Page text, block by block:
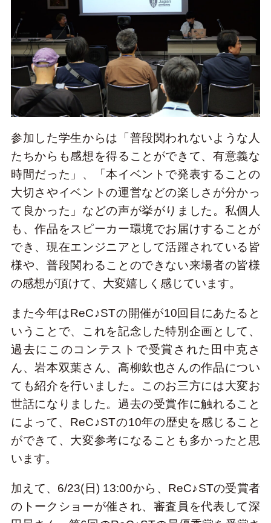
参加した学生からは「普段関われないような人
たちからも感想を得ることができて、有意義な
時間だった」、「本イベントで発表することの
大切さやイベントの運営などの楽しさが分かっ
て良かった」などの声が挙がりました。私個人
も、作品をスピーカー環境でお届けすることが
でき、現在エンジニアとして活躍されている皆
様や、普段関わることのできない来場者の皆様
の感想が頂けて、大変嬉しく感じています。
また今年はReC♪STの開催が10回目にあたると
いうことで、これを記念した特別企画として、
過去にこのコンテストで受賞された田中克さ
ん、岩本双葉さん、高柳欽也さんの作品につい
ても紹介を行いました。このお三方には大変お
世話になりました。過去の受賞作に触れること
によって、ReC♪STの10年の歴史を感じること
ができて、大変参考になることも多かったと思
います。
加えて、6/23(日) 13:00から、ReC♪STの受賞者
のトークショーが催され、審査員を代表して深